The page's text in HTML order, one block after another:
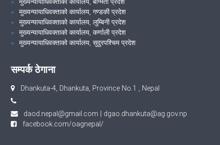
मुख्यन्यायाधिवक्ताको कार्यालय, गण्डकी प्रदेश
मुख्यन्यायाधिवक्ताको कार्यालय, लुम्बिनी प्रदेश
मुख्यन्यायाधिवक्ताको कार्यालय, कर्णाली प्रदेश
मुख्यन्यायाधिवक्ताको कार्यालय, सुदुरपश्चिम प्रदेश
सम्पर्क ठेगाना
Dhankuta-4, Dhankuta, Province No.1 , Nepal
daod.nepal@gmail.com | dgao.dhankuta@ag.gov.np
facebook.com/oagnepal/